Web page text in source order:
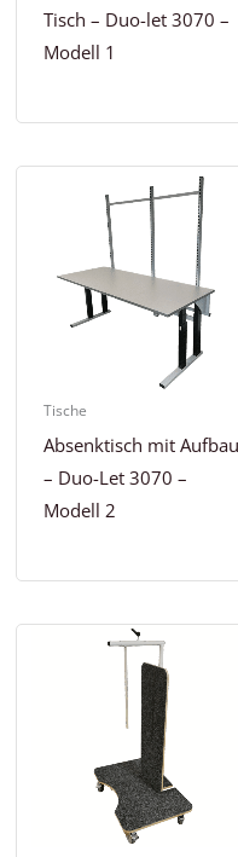
Tisch – Duo-let 3070 –
Modell 1
Tische
Absenktisch mit Aufbau
– Duo-Let 3070 –
Modell 2